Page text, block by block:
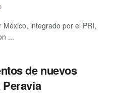
integrado por el PRI,
...
de nuevos